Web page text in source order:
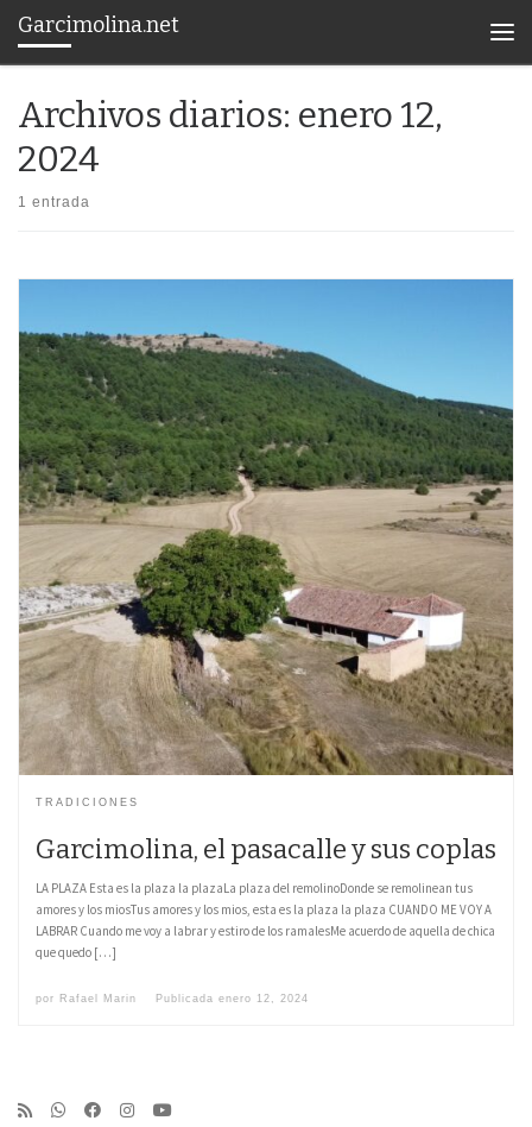
Saltar al contenido
Garcimolina.net
Archivos diarios: enero 12,
2024
1 entrada
TRADICIONES
Garcimolina, el pasacalle y sus coplas
LA PLAZA Esta es la plaza la plazaLa plaza del remolinoDonde se remolinean tus
amores y los miosTus amores y los mios, esta es la plaza la plaza CUANDO ME VOY A
LABRAR Cuando me voy a labrar y estiro de los ramalesMe acuerdo de aquella de chica
que quedo […]
por Rafael Marin Publicada enero 12, 2024